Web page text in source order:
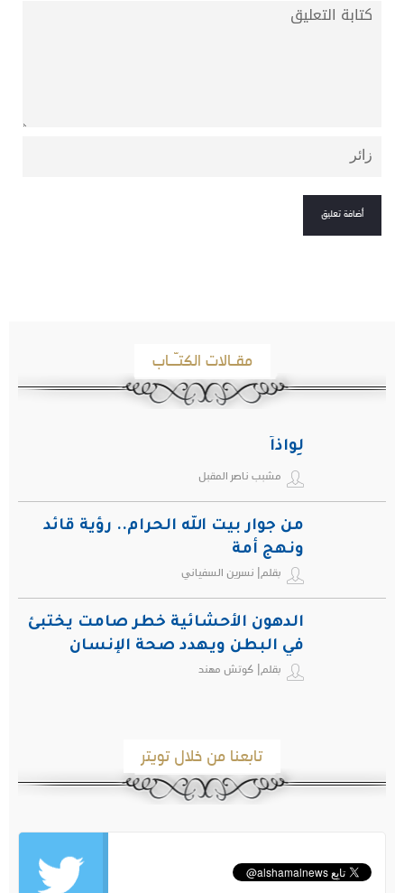
مقـالات الكتـّـاب
لِواذاً
مشبب ناصر المقبل
من جوار بيت الله الحرام.. رؤية قائد
ونهج أمة
بقلم| نسرين السفياني
الدهون الأحشائية خطر صامت يختبئ
في البطن ويهدد صحة الإنسان
بقلم| كوتش مهند
تابعنا من خلال تويتر